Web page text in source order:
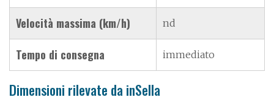
Velocità massima (km/h) nd
Tempo di consegna immediato
Dimensioni rilevate da inSella